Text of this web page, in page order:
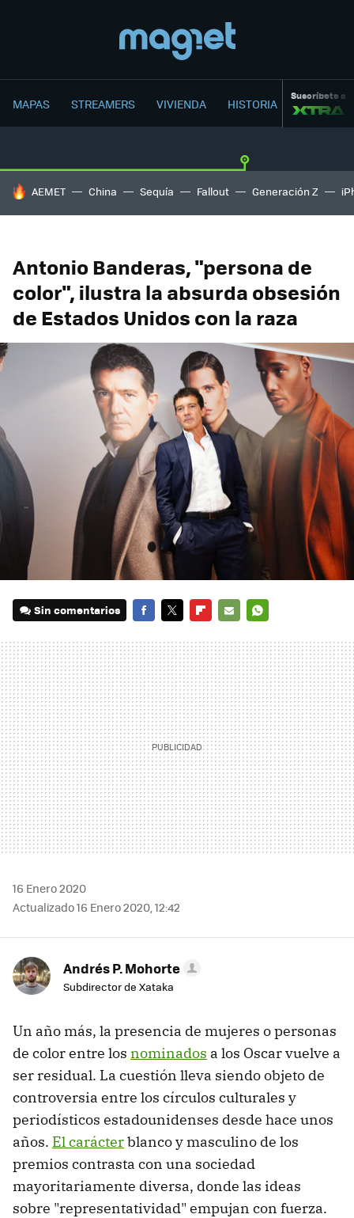
MAPAS STREAMERS VIVIENDA HISTORIA Suscríbete a
HOY SE HABLA DE
AEMET China Sequía Fallout Generación Z
Antonio Banderas, "persona de
color", ilustra la absurda obsesión
de Estados Unidos con la raza
Sin comentarios
MAIL
16 Enero 2020
Actualizado 16 Enero 2020, 12:42
Andrés P. Mohorte
Subdirector de Xataka
Un año más, la presencia de mujeres o personas
de color entre los nominados a los Oscar vuelve a
ser residual. La cuestión lleva siendo objeto de
controversia entre los círculos culturales y
periodísticos estadounidenses desde hace unos
años. El carácterblanco y masculino de los
premios contrasta con una sociedad
mayoritariamente diversa, donde las ideas
sobre "representatividad" empujan con fuerza.